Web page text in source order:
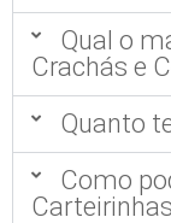
Qual o
Crachás e
Quanto
Como